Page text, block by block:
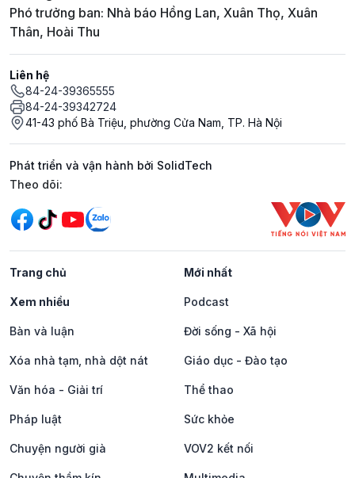
Phó trưởng ban: Nhà báo Hồng Lan, Xuân Thọ, Xuân
Thân, Hoài Thu
Liên hệ
84-24-39365555
84-24-39342724
41-43 phố Bà Triệu, phường Cửa Nam, TP. Hà Nội
Phát triển và vận hành bởi SolidTech
Mạng xã hội
Theo dõi:
Trang chủ Mới nhất
Xem nhiều Podcast
Bàn và luận Đời sống - Xã hội
Xóa nhà tạm, nhà dột nát Giáo dục - Đào tạo
Văn hóa - Giải trí Thể thao
Pháp luật Sức khỏe
Chuyện người già VOV2 kết nối